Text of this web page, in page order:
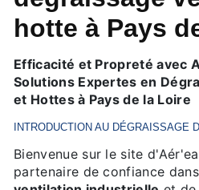
hotte à Pays
Efficacité et Propreté avec
Solutions Expertes en
et Hottes à Pays de la Loire
INTRODUCTION AU DÉGRAISSAGE
Bienvenue sur le site
partenaire de confiance